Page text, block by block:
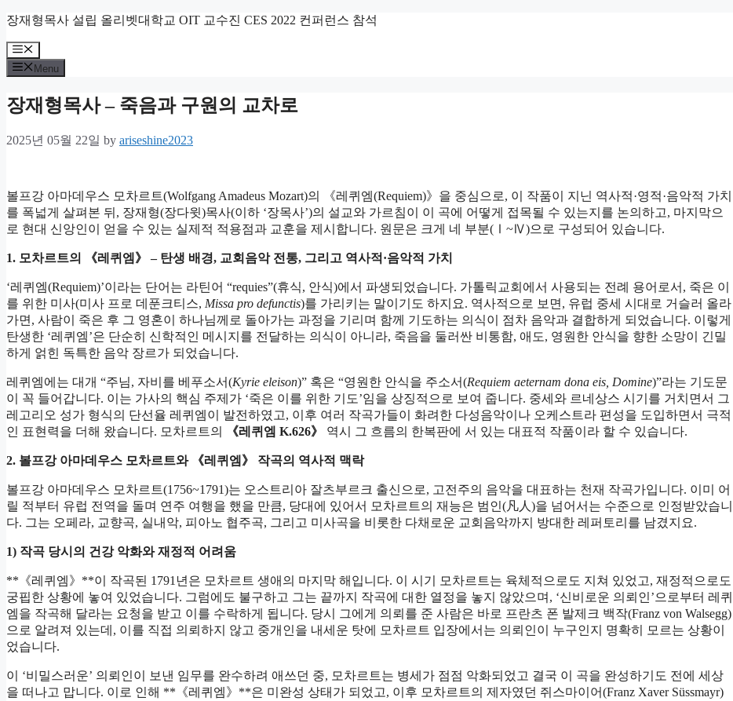
Skip
content
장재형목사 설립 올리벳대학교 OIT 교수진 CES 2022 컨퍼런스 참석
Menu
Menu
장재형목사 – 죽음과 구원의 교차로
2025년 05월 22일 by ariseshine2023
볼프강 아마데우스 모차르트(Wolfgang Amadeus Mozart)의 《레퀴엠(Requiem)》을 중심으로, 이 작품이 지닌 역사적·영적·음악적 가치
를 폭넓게 살펴본 뒤, 장재형(장다윗)목사(이하 ‘장목사’)의 설교와 가르침이 이 곡에 어떻게 접목될 수 있는지를 논의하고, 마지막으
로 현대 신앙인이 얻을 수 있는 실제적 적용점과 교훈을 제시합니다. 원문은 크게 네 부분(Ⅰ~Ⅳ)으로 구성되어 있습니다.
1. 모차르트의 《레퀴엠》 – 탄생 배경, 교회음악 전통, 그리고 역사적·음악적 가치
‘레퀴엠(Requiem)’이라는 단어는 라틴어 “requies”(휴식, 안식)에서 파생되었습니다. 가톨릭교회에서 사용되는 전례 용어로서, 죽은 이
를 위한 미사(미사 프로 데푼크티스, Missa pro defunctis)를 가리키는 말이기도 하지요. 역사적으로 보면, 유럽 중세 시대로 거슬러 올라
가면, 사람이 죽은 후 그 영혼이 하나님께로 돌아가는 과정을 기리며 함께 기도하는 의식이 점차 음악과 결합하게 되었습니다. 이렇게
탄생한 ‘레퀴엠’은 단순히 신학적인 메시지를 전달하는 의식이 아니라, 죽음을 둘러싼 비통함, 애도, 영원한 안식을 향한 소망이 긴밀
하게 얽힌 독특한 음악 장르가 되었습니다.
레퀴엠에는 대개 “주님, 자비를 베푸소서(Kyrie eleison)” 혹은 “영원한 안식을 주소서(Requiem aeternam dona eis, Domine)”라는 기도문
이 꼭 들어갑니다. 이는 가사의 핵심 주제가 ‘죽은 이를 위한 기도’임을 상징적으로 보여 줍니다. 중세와 르네상스 시기를 거치면서 그
레고리오 성가 형식의 단선율 레퀴엠이 발전하였고, 이후 여러 작곡가들이 화려한 다성음악이나 오케스트라 편성을 도입하면서 극적
인 표현력을 더해 왔습니다. 모차르트의
《레퀴엠 K.626》 역시 그 흐름의 한복판에 서 있는 대표적 작품이라 할 수 있습니다.
2. 볼프강 아마데우스 모차르트와 《레퀴엠》 작곡의 역사적 맥락
볼프강 아마데우스 모차르트(1756~1791)는 오스트리아 잘츠부르크 출신으로, 고전주의 음악을 대표하는 천재 작곡가입니다. 이미 어
릴 적부터 유럽 전역을 돌며 연주 여행을 했을 만큼, 당대에 있어서 모차르트의 재능은 범인(凡人)을 넘어서는 수준으로 인정받았습니
다. 그는 오페라, 교향곡, 실내악, 피아노 협주곡, 그리고 미사곡을 비롯한 다채로운 교회음악까지 방대한 레퍼토리를 남겼지요.
1) 작곡 당시의 건강 악화와 재정적 어려움
**《레퀴엠》**이 작곡된 1791년은 모차르트 생애의 마지막 해입니다. 이 시기 모차르트는 육체적으로도 지쳐 있었고, 재정적으로도
궁핍한 상황에 놓여 있었습니다. 그럼에도 불구하고 그는 끝까지 작곡에 대한 열정을 놓지 않았으며, ‘신비로운 의뢰인’으로부터 레퀴
엠을 작곡해 달라는 요청을 받고 이를 수락하게 됩니다. 당시 그에게 의뢰를 준 사람은 바로 프란츠 폰 발제크 백작(Franz von Walsegg)
으로 알려져 있는데, 이를 직접 의뢰하지 않고 중개인을 내세운 탓에 모차르트 입장에서는 의뢰인이 누구인지 명확히 모르는 상황이
었습니다.
이 ‘비밀스러운’ 의뢰인이 보낸 임무를 완수하려 애쓰던 중, 모차르트는 병세가 점점 악화되었고 결국 이 곡을 완성하기도 전에 세상
을 떠나고 맙니다. 이로 인해 **《레퀴엠》**은 미완성 상태가 되었고, 이후 모차르트의 제자였던 쥐스마이어(Franz Xaver Süssmayr)